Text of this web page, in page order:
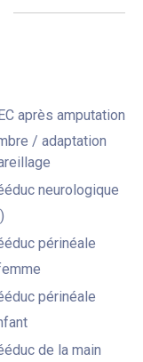
après amputation
/ adaptation
neurologique
périnéale
périnéale
de la main